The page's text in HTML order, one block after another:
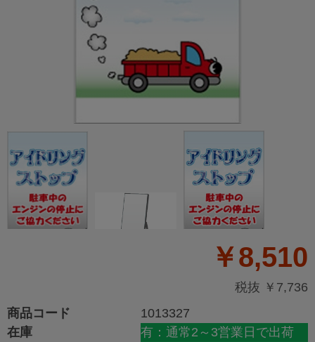
￥8,510
税抜 ￥7,736
商品コード
1013327
在庫
有：通常2～3営業日で出荷